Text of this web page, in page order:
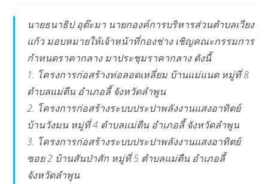
นายธนาธิป อุต๊ะมา นายกองค์การบริหารส่วนตำบลเวียง
แก้ว มอบหมายให้เจ้าหน้าที่กองช่าง เชิญคณะกรรมการ
กำหนดราคากลาง มาประชุมราคากลาง ดังนี้
1. โครงการก่อสร้างท่อลอดเหลี่ยม บ้านแม่แนต หมู่ที่ 8
ตำบลแม่ตืน อำเภอลี้ จังหวัดลำพูน
2. โครงการก่อสร้างระบบประปาพลังงานแสงอาทิตย์
บ้านวังมน หมู่ที่ 4 ตำบลแม่ตืน อำเภอลี้ จังหวัดลำพูน
3. โครงการก่อสร้างระบบประปาพลังงานแสงอาทิตย์
ซอย 2 บ้านสันป่าสัก หมู่ที่ 5 ตำบลแม่ตืน อำเภอลี้
จังหวัดลำพูน